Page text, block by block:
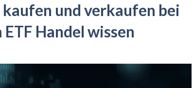
kaufen und verkaufen bei
Handel wissen